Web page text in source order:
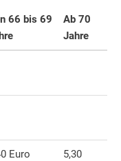
66 bis 69
Ab 70
Jahre
Euro 5,30